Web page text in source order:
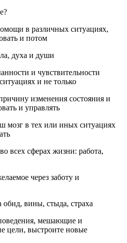
в различных ситуациях,
и потом
духа и души
и чувствительности
и не только
изменения состояния и
и управлять
мозг в тех или иных ситуациях
всех сферах жизни: работа,
через заботу и
обид, вины, стыда, страха
мешающие и
цели, выстроите новые